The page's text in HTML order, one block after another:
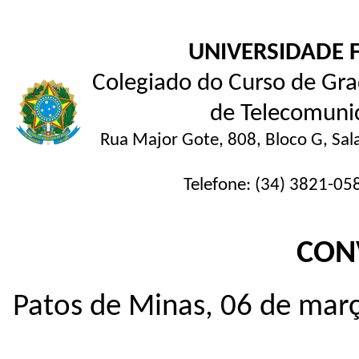
UNIVERSIDADE
Colegiado do Curso de
de
Rua Major Gote, 808, Bloco G,
Telefone: (34) 3821-
Patos de Minas, 06 de